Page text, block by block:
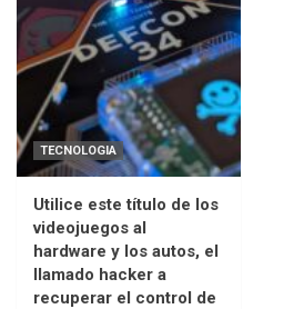
TECNOLOGIA
Utilice este título de los
videojuegos al
hardware y los autos, el
llamado hacker a
recuperar el control de